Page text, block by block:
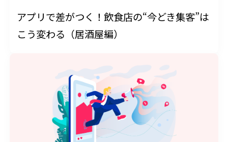
アプリで差がつく！飲食店の“今どき集客”は
こう変わる（居酒屋編）